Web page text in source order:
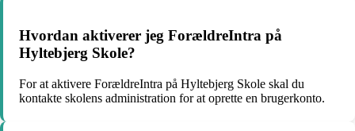
Hvordan aktiverer jeg ForældreIntra på
Hyltebjerg Skole?
For at aktivere ForældreIntra på Hyltebjerg Skole skal du
kontakte skolens administration for at oprette en brugerkonto.